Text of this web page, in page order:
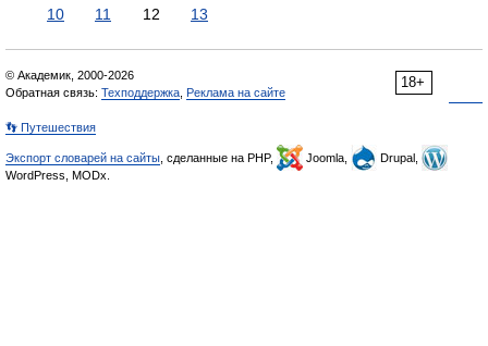
10
11 12 13
18+
© Академик, 2000-2026
Обратная связь: Техподдержка Реклама на сайте
👣 Путешествия
Экспорт словарей на сайты , сделанные на PHP, Joomla,
Drupal,
WordPress, MODx.